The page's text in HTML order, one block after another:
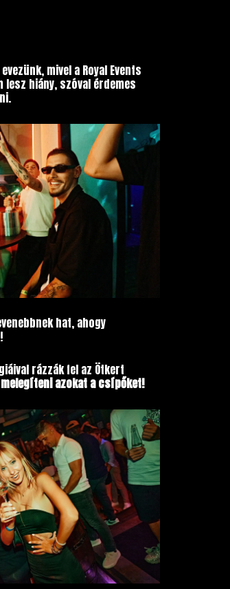
mivel a Royal Events
lesz hiány, szóval érdemes
hat, ahogy
rázzák fel az Ötkert
azokat a csípőket!